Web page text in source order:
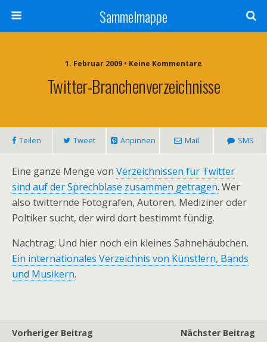
Sammelmappe
1. Februar 2009 • Keine Kommentare
Twitter-Branchenverzeichnisse
Teilen Tweet Anpinnen Mail SMS
Eine ganze Menge von Verzeichnissen für Twitter
sind auf der Sprechblase zusammen getragen. Wer
also twitternde Fotografen, Autoren, Mediziner oder
Poltiker sucht, der wird dort bestimmt fündig.
Nachtrag: Und hier noch ein kleines Sahnehäubchen.
Ein internationales Verzeichnis von Künstlern, Bands
und Musikern.
Vorheriger Beitrag
Nächster Beitrag